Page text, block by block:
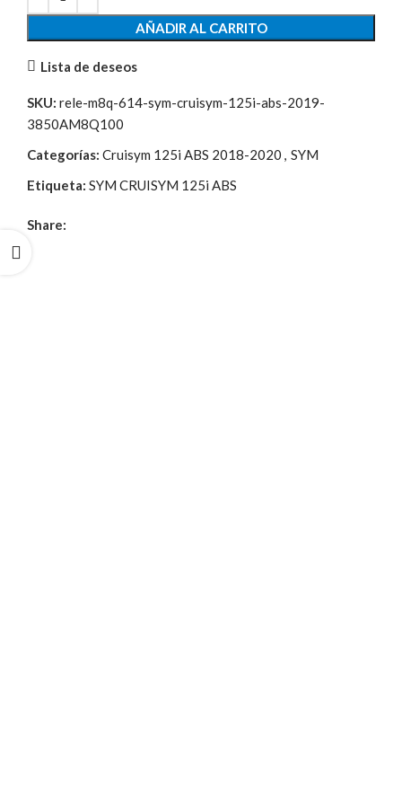
AÑADIR AL CARRITO
Lista de deseos
SKU: rele-m8q-614-sym-cruisym-125i-abs-2019-
3850AM8Q100
Categorías: Cruisym 125i ABS 2018-2020 , SYM
Etiqueta: SYM CRUISYM 125i ABS
Share: